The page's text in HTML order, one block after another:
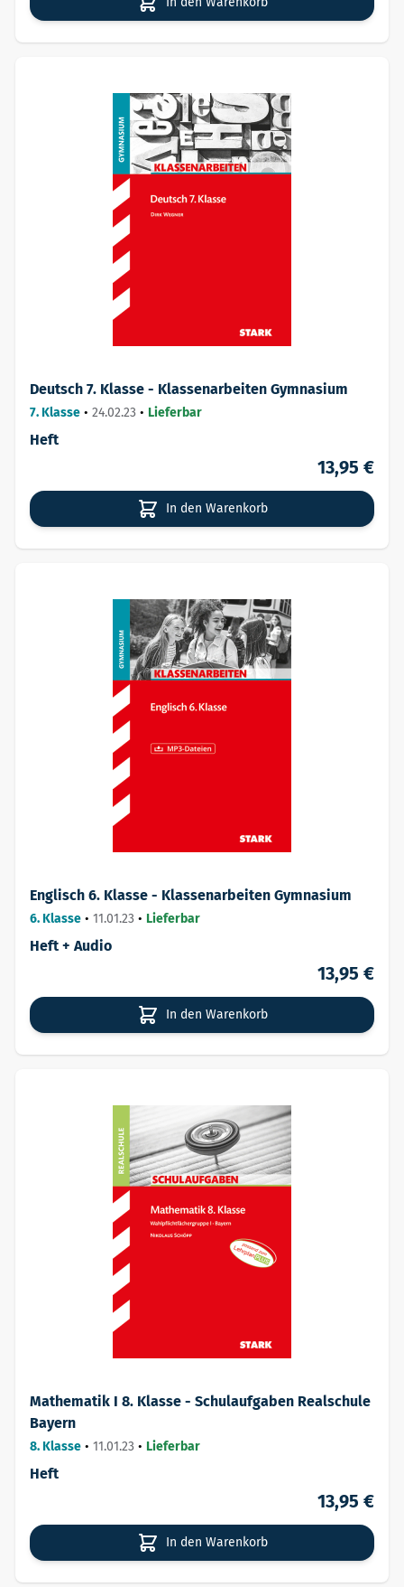
Deutsch 7. Klasse - Klassenarbeiten Gymnasium
7. Klasse • 24.02.23 • Lieferbar
Heft
13,95 €
In den Warenkorb
Englisch 6. Klasse - Klassenarbeiten Gymnasium
6. Klasse • 11.01.23 • Lieferbar
Heft + Audio
13,95 €
In den Warenkorb
Mathematik I 8. Klasse - Schulaufgaben Realschule
Bayern
8. Klasse • 11.01.23 • Lieferbar
Heft
13,95 €
In den Warenkorb